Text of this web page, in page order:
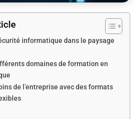
informatique dans le paysage
domaines de formation en
de l’entreprise avec des formats